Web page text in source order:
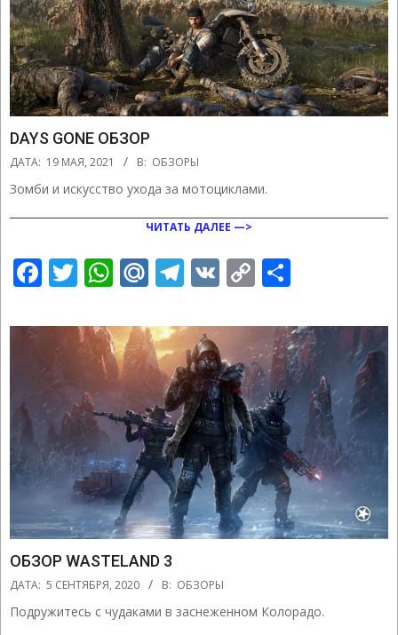
DAYS GONE ОБЗОР
2021-
19
ДАТА: 19 МАЯ, 2021 В: ОБЗОРЫ
Зомби и искусство ухода за мотоциклами.
ЧИТАТЬ ДАЛЕЕ —>
Facebook
Twitter
WhatsApp
Mail.Ru
Telegram
VK Copy
ОБЗОР WASTELAND 3
2020-
05
ДАТА: 5 СЕНТЯБРЯ, 2020 В: ОБЗОРЫ
Подружитесь с чудаками в заснеженном Колорадо.